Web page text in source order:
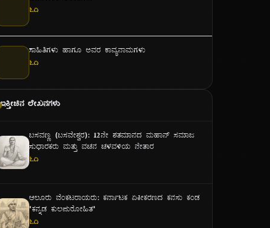
ಓದಿ
ಸಾಹಿತಿಗಳು ಹಾಗೂ ಅವರ ಕಾವ್ಯನಾಮಗಳು
ಓದಿ
ಇತ್ತೀಚಿನ ಲೇಖನಗಳು
ಬಸವಣ್ಣ (ಬಸವೇಶ್ವರ): ೧೨ನೇ ಶತಮಾನದ ಮಹಾನ್ ಸಮಾಜ
ಸುಧಾರಕರು ಮತ್ತು ವಚನ ಚಳವಳಿಯ ನೇತಾರ
ಓದಿ
ಆಲೂರು ವೆಂಕಟರಾಯರು: ಕರ್ನಾಟಕ ಏಕೀಕರಣದ ಕನಸು ಕಂಡ
"ಕನ್ನಡ ಕುಲಪುರೋಹಿತ"
ಓದಿ